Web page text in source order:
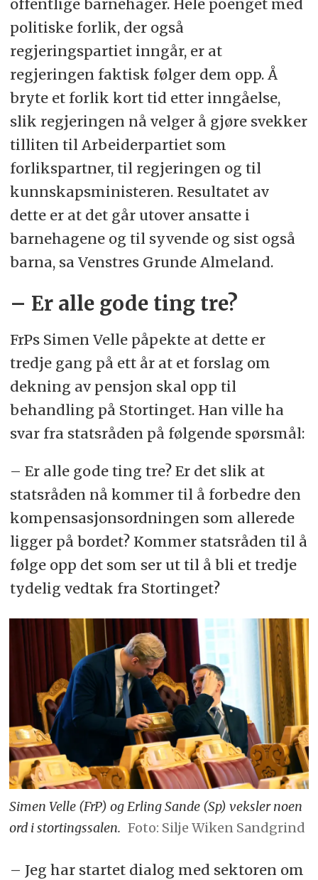
offentlige barnehager. Hele poenget med
politiske forlik, der også
regjeringspartiet inngår, er at
regjeringen faktisk følger dem opp. Å
bryte et forlik kort tid etter inngåelse,
slik regjeringen nå velger å gjøre svekker
tilliten til Arbeiderpartiet som
forlikspartner, til regjeringen og til
kunnskapsministeren. Resultatet av
dette er at det går utover ansatte i
barnehagene og til syvende og sist også
barna, sa Venstres Grunde Almeland.
– Er alle gode ting tre?
FrPs Simen Velle påpekte at dette er
tredje gang på ett år at et forslag om
dekning av pensjon skal opp til
behandling på Stortinget. Han ville ha
svar fra statsråden på følgende spørsmål:
– Er alle gode ting tre? Er det slik at
statsråden nå kommer til å forbedre den
kompensasjonsordningen som allerede
ligger på bordet? Kommer statsråden til å
følge opp det som ser ut til å bli et tredje
tydelig vedtak fra Stortinget?
Simen Velle (FrP) og Erling Sande (Sp) veksler noen
ord i stortingssalen. Foto: Silje Wiken Sandgrind
– Jeg har startet dialog med sektoren om